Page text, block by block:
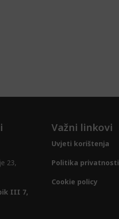
23,
III 7,
Važni linkovi
Uvjeti korištenja
Politika privatnosti
Cookie policy